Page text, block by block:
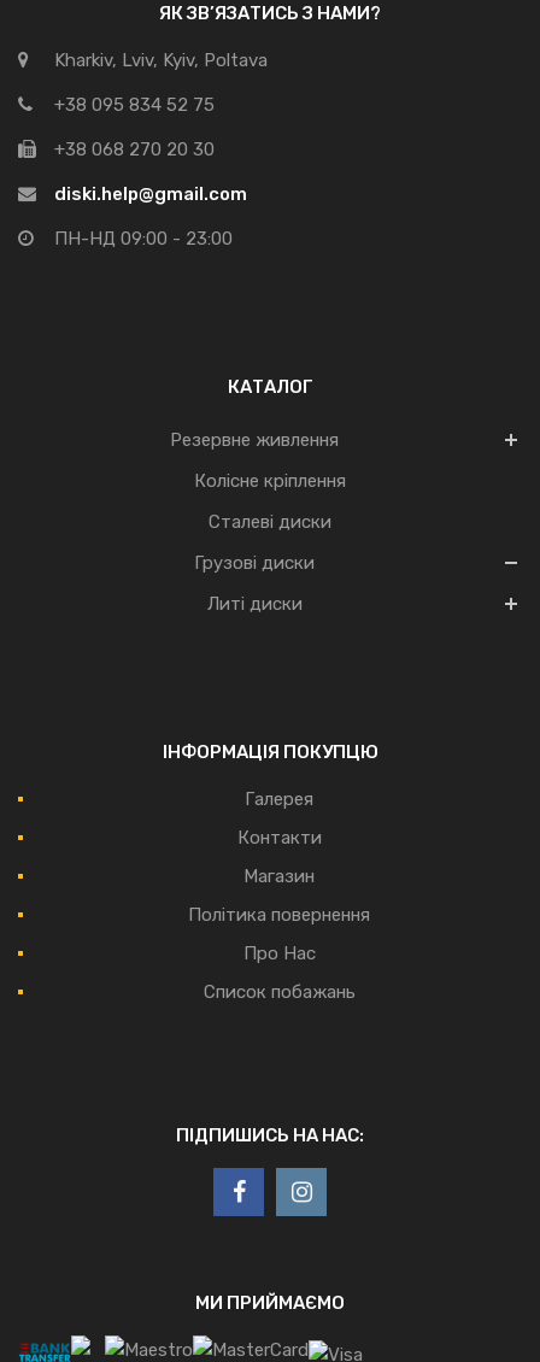
ЯК ЗВ’ЯЗАТИСЬ З НАМИ?
Kharkiv, Lviv, Kyiv, Poltava
+38 095 834 52 75
+38 068 270 20 30
diski.help@gmail.com
ПН-НД 09:00 - 23:00
КАТАЛОГ
Резервне живлення
Колісне кріплення
Сталеві диски
Грузові диски
Литі диски
ІНФОРМАЦІЯ ПОКУПЦЮ
Галерея
Контакти
Магазин
Політика повернення
Про Нас
Список побажань
ПІДПИШИСЬ НА НАС:
МИ ПРИЙМАЄМО